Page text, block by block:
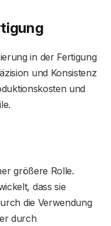
in der Fertigung
und Konsistenz
und
größere Rolle.
dass sie
die Verwendung
durch